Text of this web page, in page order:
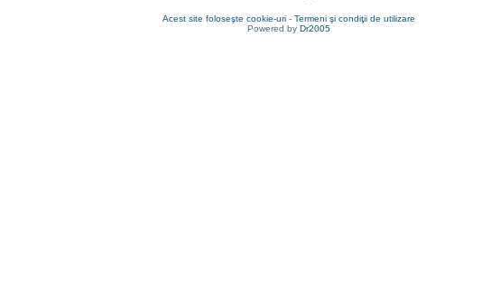
Acest site foloseşte cookie-uri - Termeni şi condiţii de utilizare
Powered by Dr2005